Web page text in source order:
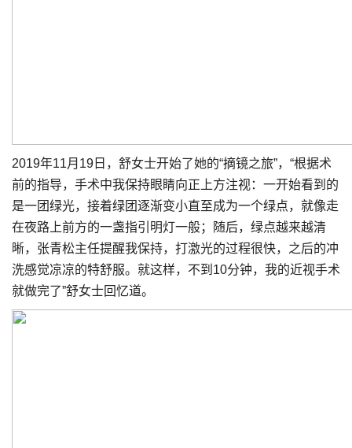
2019年11月19日，舒女士开始了她的“摘镜之旅”，“根据术
前的指导，手术中我保持眼睛向正上方注视：一开始看到的
是一团绿光，接着绿团逐渐变小直至成为一个绿点，就像走
在夜路上前方的一盏指引明灯一般；随后，绿点越来越清
晰，张青松主任提醒我保持，打激光的过程很快，之后的冲
洗感觉凉凉的特舒服。就这样，不到10分钟，我的近视手术
就做完了”舒女士回忆道。